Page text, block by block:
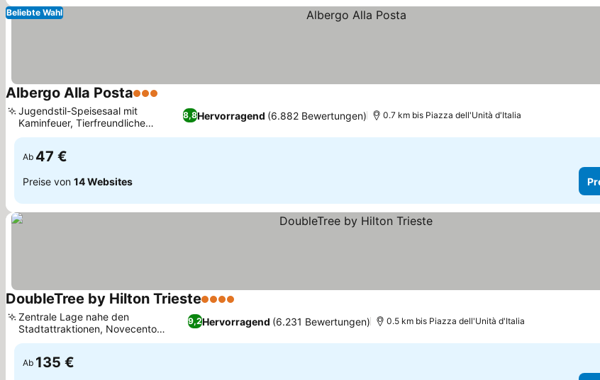
Beliebte Wahl
Albergo Alla Posta3 Sterne
8,8Hervorragend (6.882 Bewertungen)
Jugendstil-Speisesaal mit
Kaminfeuer, Tierfreundliche
Willkommensgeschenke
0.7 km bis Piazza dell'Unità d'Italia
Ab 47 €
Preise von 14 Websites
DoubleTree by Hilton Trieste4 Sterne
9,2Hervorragend (6.231 Bewertungen)
Zentrale Lage nahe den
Stadtattraktionen, Novecento
Restaurant und Berlam Bar
0.5 km bis Piazza dell'Unità d'Italia
Ab 135 €